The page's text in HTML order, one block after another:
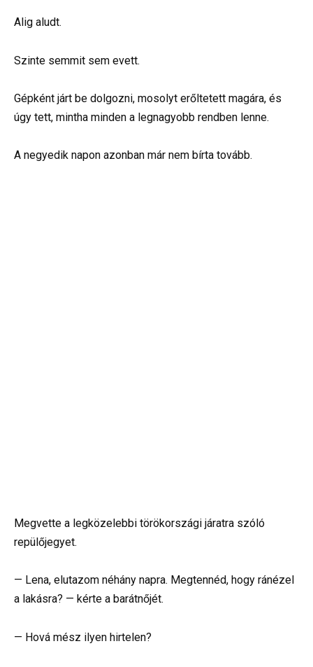
Alig aludt.
Szinte semmit sem evett.
Gépként járt be dolgozni, mosolyt erőltetett magára, és
úgy tett, mintha minden a legnagyobb rendben lenne.
A negyedik napon azonban már nem bírta tovább.
Megvette a legközelebbi törökországi járatra szóló
repülőjegyet.
— Lena, elutazom néhány napra. Megtennéd, hogy ránézel
a lakásra? — kérte a barátnőjét.
— Hová mész ilyen hirtelen?